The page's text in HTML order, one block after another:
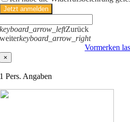
Jetzt anmelden
keyboard_arrow_leftZurück
weiterkeyboard_arrow_right
Vormerken
×
1 Pers. Angaben